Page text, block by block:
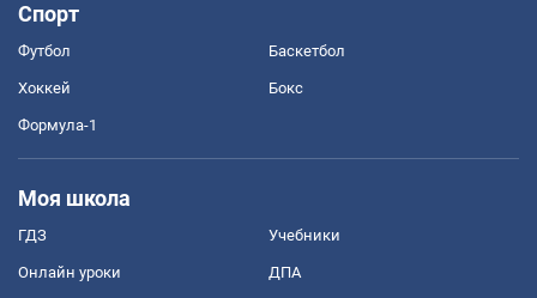
Спорт
Футбол Баскетбол
Хоккей Бокс
Формула-1
Моя школа
ГДЗ Учебники
Онлайн уроки ДПА